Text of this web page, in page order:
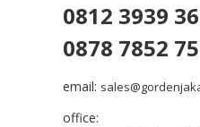
0812 3939
0878 7852
email:
office: